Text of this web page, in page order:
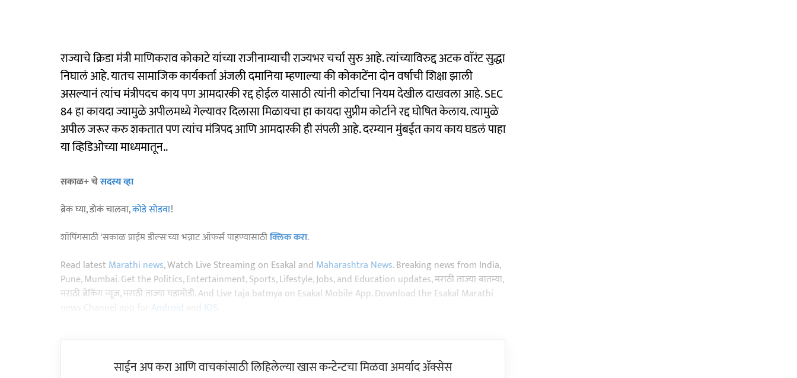
राज्याचे क्रिडा मंत्री माणिकराव कोकाटे यांच्या राजीनाम्याची राज्यभर चर्चा सुरु आहे. त्यांच्याविरुद्द अटक वाॅरंट सुद्धा
निघालं आहे. यातच सामाजिक कार्यकर्ता अंजली दमानिया म्हणाल्या की कोकाटेंना दोन वर्षाची शिक्षा झाली
असल्यानं त्यांच मंत्रीपदच काय पण आमदारकी रद्द होईल यासाठी त्यांनी कोर्टाचा नियम देखील दाखवला आहे. SEC
84 हा कायदा ज्यामुळे अपीलमध्ये गेल्यावर दिलासा मिळायचा हा कायदा सुप्रीम कोर्टाने रद्द घोषित केलाय. त्यामुळे
अपील जरूर करु शकतात पण त्यांच मंत्रिपद आणि आमदारकी ही संपली आहे. दरम्यान मुंबईत काय काय घडलं पाहा
या व्हिडिओच्या माध्यमातून..
सकाळ+ चेसदस्य व्हा
ब्रेक घ्या, डोकं चालवा,कोडे सोडवा!
शॉपिंगसाठी 'सकाळ प्राईम डील्स'च्या भन्नाट ऑफर्स पाहण्यासाठीक्लिक करा.
Read latest Marathi news, Watch Live Streaming on Esakal and Maharashtra News. Breaking news from India,
Pune, Mumbai. Get the Politics, Entertainment, Sports, Lifestyle, Jobs, and Education updates, मराठी ताज्या बातम्या,
मराठी ब्रेकिंग न्यूज, मराठी ताज्या घडामोडी. And Live taja batmya on Esakal Mobile App. Download the Esakal Marathi
Android IOS
साईन अप करा आणि वाचकांसाठी लिहिलेल्या खास कन्टेन्टचा मिळवा अमर्याद ॲक्सेस